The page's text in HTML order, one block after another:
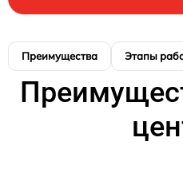
Преимущества Этапы